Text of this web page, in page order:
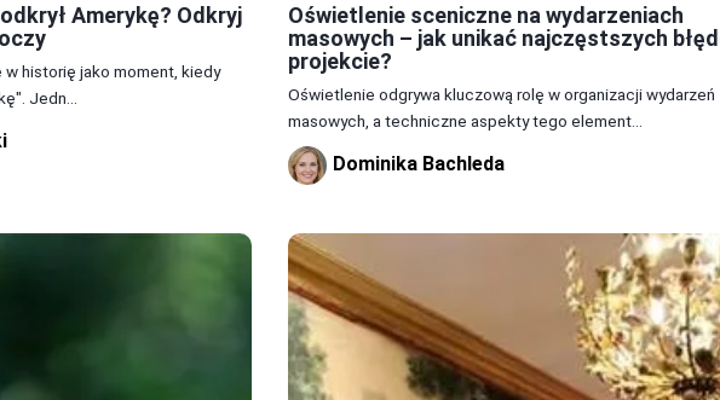
Amerykę? Odkryj
historię jako moment, kiedy
Jedn...
Oświetlenie sceniczne na wydarzeniach
masowych – jak unikać najczęstszych
projekcie?
Oświetlenie odgrywa kluczową rolę w organizacji wydarzeń
masowych, a techniczne aspekty tego element...
Dominika Bachleda